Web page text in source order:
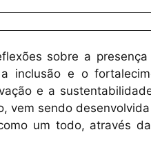
sobre a
inclusão e o
e a
vem sendo
um todo, através